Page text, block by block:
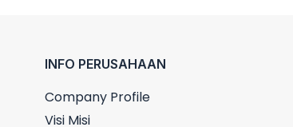
INFO PERUSAHAAN
Company Profile
Visi Misi